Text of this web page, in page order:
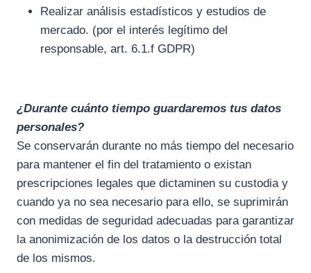
Realizar análisis estadísticos y estudios de
mercado. (por el interés legítimo del
responsable, art. 6.1.f GDPR)
¿Durante cuánto tiempo guardaremos tus datos
personales?
Se conservarán durante no más tiempo del necesario
para mantener el fin del tratamiento o existan
prescripciones legales que dictaminen su custodia y
cuando ya no sea necesario para ello, se suprimirán
con medidas de seguridad adecuadas para garantizar
la anonimización de los datos o la destrucción total
de los mismos.